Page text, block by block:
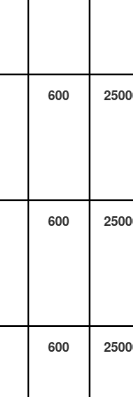
600
600
600